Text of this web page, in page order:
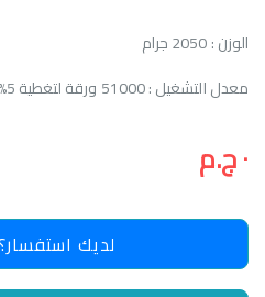
الوزن : 2050 جرام
معدل التشغيل : 51000 ورقة لتغطية 5%
٠ ج.م
لديك